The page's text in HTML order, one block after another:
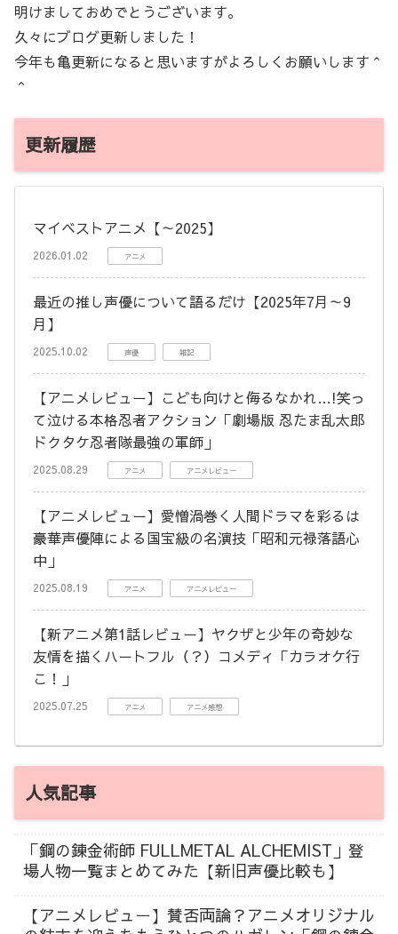
明けましておめでとうございます。
久々にブログ更新しました！
今年も亀更新になると思いますがよろしくお願いします＾
＾
更新履歴
マイベストアニメ【～2025】
2026.01.02 アニメ
最近の推し声優について語るだけ【2025年7月～9
月】
2025.10.02 声優 雑記
【アニメレビュー】こども向けと侮るなかれ…!笑っ
て泣ける本格忍者アクション「劇場版 忍たま乱太郎
ドクタケ忍者隊最強の軍師」
2025.08.29 アニメ アニメレビュー
【アニメレビュー】愛憎渦巻く人間ドラマを彩るは
豪華声優陣による国宝級の名演技「昭和元禄落語心
中」
2025.08.19 アニメ アニメレビュー
【新アニメ第1話レビュー】ヤクザと少年の奇妙な
友情を描くハートフル（？）コメディ「カラオケ行
こ！」
2025.07.25 アニメ アニメ感想
人気記事
「鋼の錬金術師 FULLMETAL ALCHEMIST」登
場人物一覧まとめてみた【新旧声優比較も】
【アニメレビュー】賛否両論？アニメオリジナル